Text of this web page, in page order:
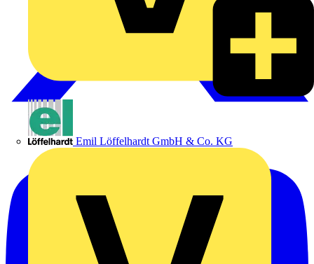
Emil Löffelhardt GmbH & Co. KG